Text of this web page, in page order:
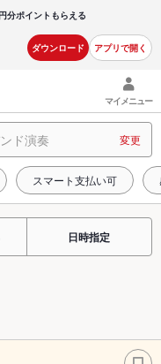
分ポイントもらえる
ダウンロード アプリで開く
マイメニュー
ド演奏 変更
スマート支払い可
日時指定